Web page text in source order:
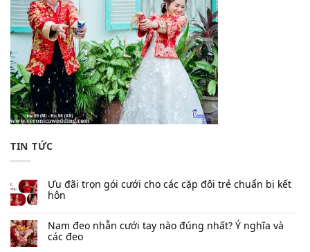
TIN TỨC
Ưu đãi trọn gói cưới cho các cặp đôi trẻ chuẩn bị kết
hôn
Nam đeo nhẫn cưới tay nào đúng nhất​? Ý nghĩa và
các đeo